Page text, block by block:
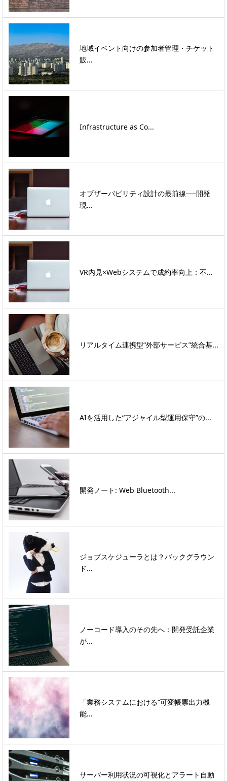
地域イベント向けの参加者管理・チケット
販...
Infrastructure as Co...
オブザーバビリティ設計の最前線──開発
現...
VR内見×Webシステムで成約率向上：不...
リアルタイム連携型“外部サービス”統合基...
AIを活用した“アジャイル型運用保守”の...
開発ノート: Web Bluetooth...
ジョブスケジューラとは？バックグラウン
ド...
ノーコード導入のその先へ：開発受託企業
が...
「業務システムにおける“可変帳票出力機
能...
サーバー利用状況の可視化とアラート自動